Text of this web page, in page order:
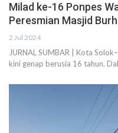
Milad ke-16 Ponpes
Peresmian Masjid
2 Jul 2024
JURNAL SUMBAR | Kota
kini genap berusia 16 tahun.